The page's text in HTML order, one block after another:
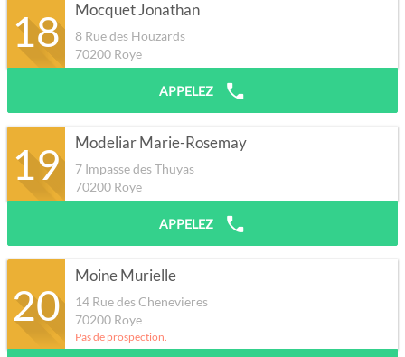
18 Mocquet Jonathan
8 Rue des Houzards
70200 Roye
APPELEZ
19 Modeliar Marie-Rosemay
7 Impasse des Thuyas
70200 Roye
APPELEZ
20
Moine Murielle
14 Rue des Chenevieres
70200 Roye
Pas de prospection.